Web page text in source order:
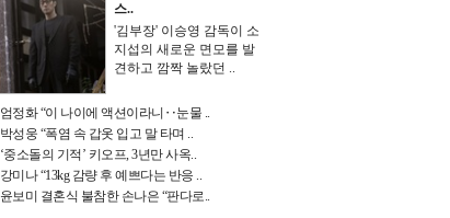
스..
'김부장' 이승영 감독이 소
지섭의 새로운 면모를 발
견하고 깜짝 놀랐던 ..
엄정화 “이 나이에 액션이라니‥눈물 ..
박성웅 “폭염 속 갑옷 입고 말 타며 ..
‘중소돌의 기적’ 키오프, 3년만 사옥..
강미나 “13kg 감량 후 예쁘다는 반응 ..
윤보미 결혼식 불참한 손나은 “판다로..